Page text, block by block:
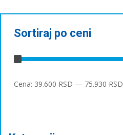
Опције
изабране
страници
Sortiraj po ceni
Минимална
Максимална
Cena: 39.600 RSD — 75.930 RSD